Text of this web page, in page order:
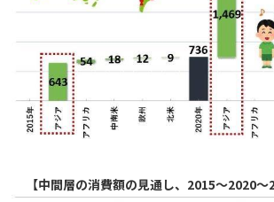
【中間層の消費額の見通し、2015～2020～